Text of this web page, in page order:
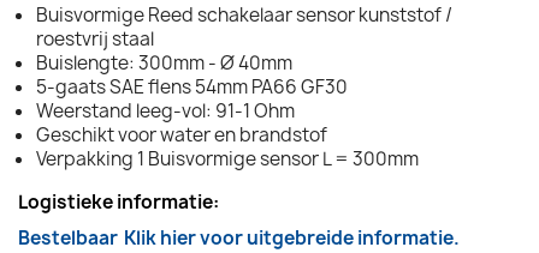
Buisvormige Reed schakelaar sensor kunststof /
roestvrij staal
Buislengte: 300mm - Ø 40mm
5-gaats SAE flens 54mm PA66 GF30
Weerstand leeg-vol: 91-1 Ohm
Geschikt voor water en brandstof
Verpakking 1 Buisvormige sensor L = 300mm
Logistieke informatie:
Bestelbaar Klik hier voor uitgebreide informatie.